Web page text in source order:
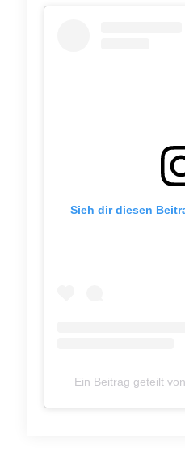
Sieh dir diesen
Ein Beitrag geteilt